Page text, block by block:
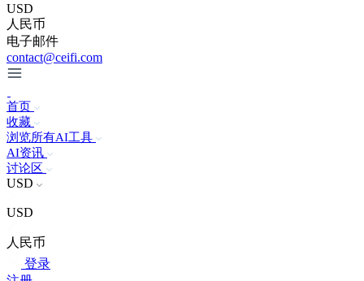
USD
人民币
电子邮件
contact@ceifi.com
首页
收藏
浏览所有AI工具
AI资讯
讨论区
USD
USD
人民币
登录